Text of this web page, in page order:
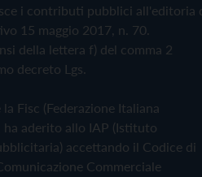
i contributi pubblici all'editoria
15 maggio 2017, n. 70.
della lettera f) del comma 2
decreto Lgs.
Fisc (Federazione Italiana
aderito allo IAP (Istituto
accettando il Codice di
Commerciale